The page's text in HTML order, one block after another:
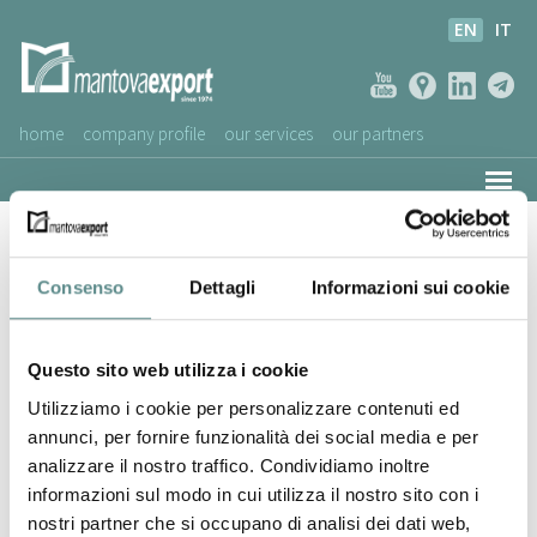
Consenso Dettagli Informazioni sui cookie
Questo sito web utilizza i cookie
Utilizziamo i cookie per personalizzare contenuti ed
annunci, per fornire funzionalità dei social media e per
analizzare il nostro traffico. Condividiamo inoltre
informazioni sul modo in cui utilizza il nostro sito con i
nostri partner che si occupano di analisi dei dati web,
EN IT
home company profile our services our partners
ASSOCIATED COMPANIES
NEWS
VIDEOS
Pecso Cavi Srl